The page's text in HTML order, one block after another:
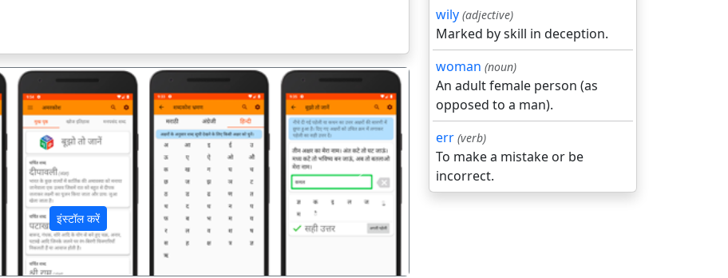
इंस्टॉल करें
अगला
wily (adjective)
Marked by skill in deception.
woman (noun)
An adult female person (as
opposed to a man).
err (verb)
To make a mistake or be
incorrect.